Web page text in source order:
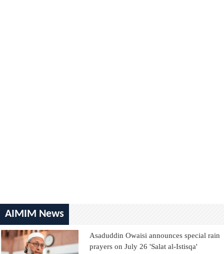
AIMIM News
Asaduddin Owaisi announces special rain
prayers on July 26 'Salat al-Istisqa'